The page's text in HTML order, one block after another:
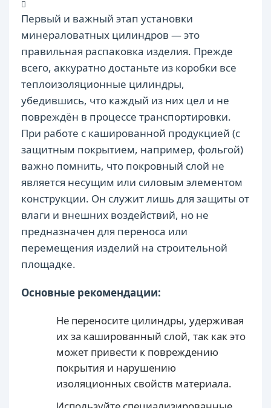
Первый и важный этап установки
минераловатных цилиндров — это
правильная распаковка изделия. Прежде
всего, аккуратно достаньте из коробки все
теплоизоляционные цилиндры,
убедившись, что каждый из них цел и не
повреждён в процессе транспортировки.
При работе с кашированной продукцией (с
защитным покрытием, например, фольгой)
важно помнить, что покровный слой не
является несущим или силовым элементом
конструкции. Он служит лишь для защиты от
влаги и внешних воздействий, но не
предназначен для переноса или
перемещения изделий на строительной
площадке.
Основные рекомендации:
Не переносите цилиндры, удерживая
их за кашированный слой, так как это
может привести к повреждению
покрытия и нарушению
изоляционных свойств материала.